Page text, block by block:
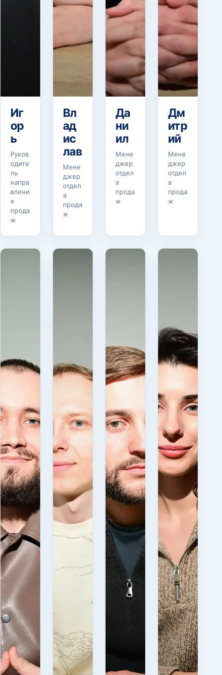
Иг
ор
ь
Руков
одите
ль
напра
влени
я
прода
ж
Вл
ад
ис
лав
Мене
джер
отдел
а
прода
ж
Да
ни
ил
Мене
джер
отдел
а
прода
ж
Дм
итр
ий
Мене
джер
отдел
а
прода
ж